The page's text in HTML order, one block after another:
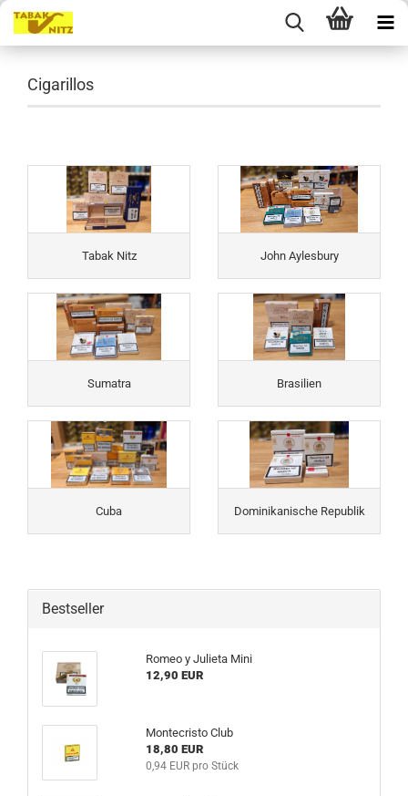
Cigarillos
Tabak Nitz John Aylesbury
Sumatra Brasilien
Cuba Dominikanische Republik
Bestseller
Romeo y Julieta Mini
12,90 EUR
Montecristo Club
18,80 EUR
0,94 EUR pro Stück